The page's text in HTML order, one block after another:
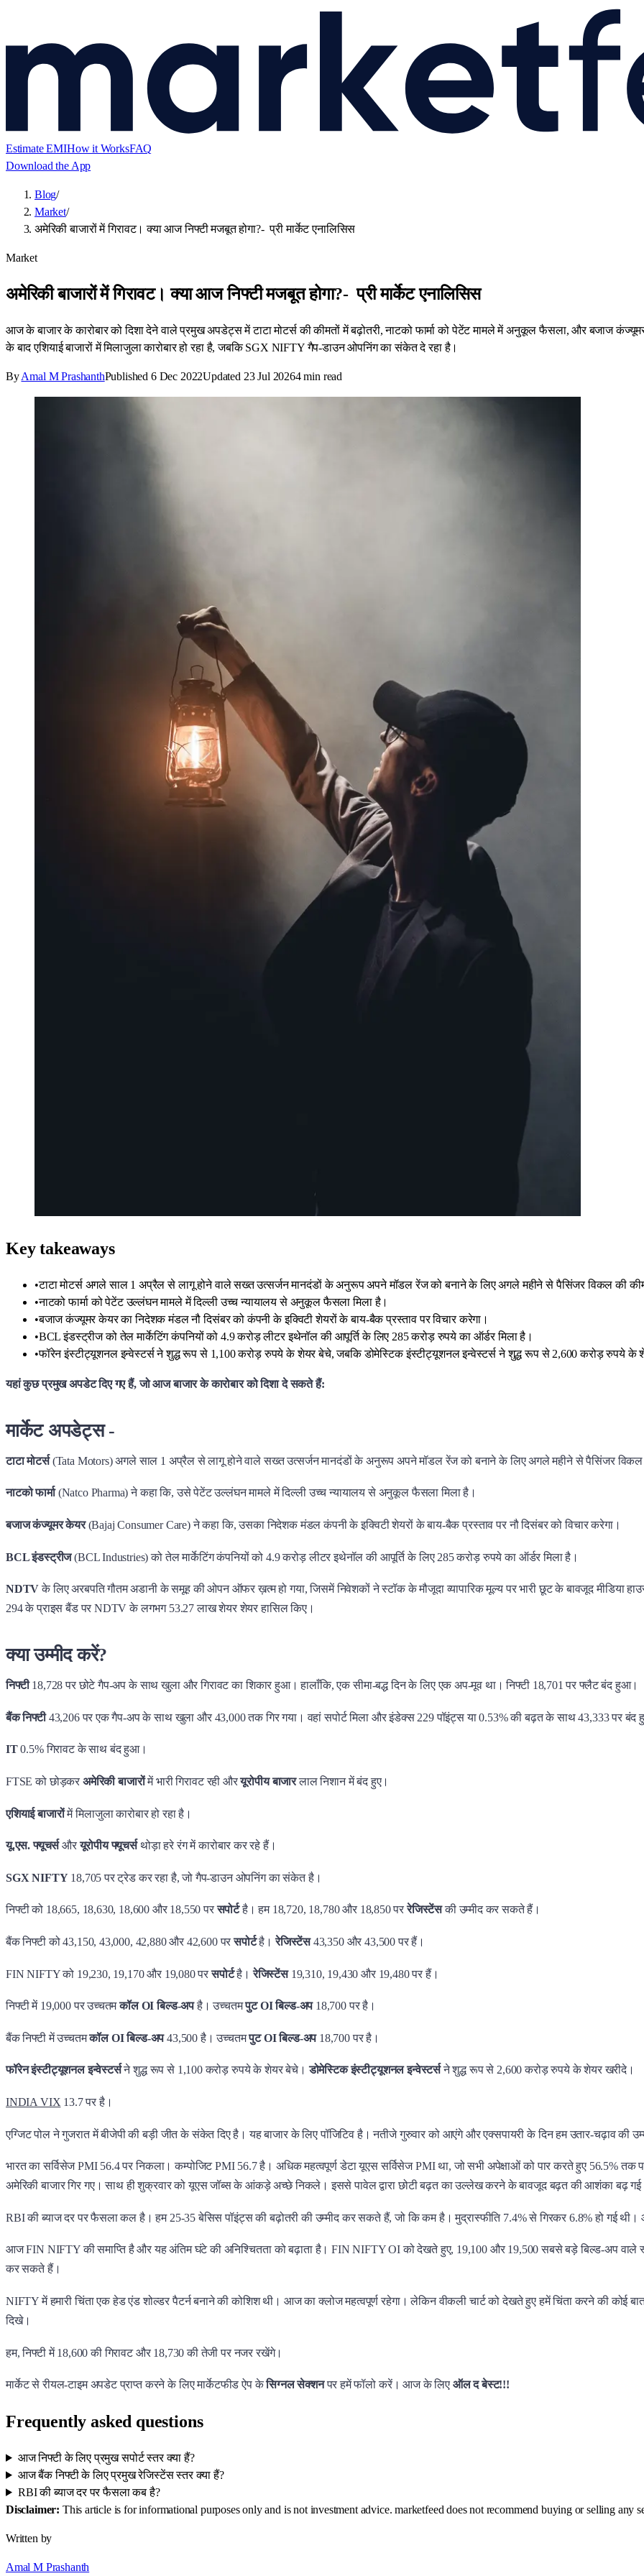
Estimate EMIHow it WorksFAQ
Download the App
Blog/
Market/
अमेरिकी बाजारों में गिरावट। क्या आज निफ्टी मजबूत होगा?- प्री मार्केट एनालिसिस
Market
अमेरिकी बाजारों में गिरावट। क्या आज निफ्टी मजबूत होगा?- प्री मार्केट एनालिसिस
आज के बाजार के कारोबार को दिशा देने वाले प्रमुख अपडेट्स में टाटा मोटर्स की कीमतों में बढ़ोतरी, नाटको फार्मा को पेटेंट मामले में अनुकूल फैसला, और बजाज कंज्यूमर
के बाद एशियाई बाजारों में मिलाजुला कारोबार हो रहा है, जबकि SGX NIFTY गैप-डाउन ओपनिंग का संकेत दे रहा है।
ByAmal M PrashanthPublished 6 Dec 2022Updated 23 Jul 20264min read
Key takeaways
•टाटा मोटर्स अगले साल 1 अप्रैल से लागू होने वाले सख्त उत्सर्जन मानदंडों के अनुरूप अपने मॉडल रेंज को बनाने के लिए अगले महीने से पैसिंजर विकल की
•नाटको फार्मा को पेटेंट उल्लंघन मामले में दिल्ली उच्च न्यायालय से अनुकूल फैसला मिला है।
•बजाज कंज्यूमर केयर का निदेशक मंडल नौ दिसंबर को कंपनी के इक्विटी शेयरों के बाय-बैक प्रस्ताव पर विचार करेगा।
•BCL इंडस्ट्रीज को तेल मार्केटिंग कंपनियों को 4.9 करोड़ लीटर इथेनॉल की आपूर्ति के लिए 285 करोड़ रुपये का ऑर्डर मिला है।
•फॉरेन इंस्टीट्यूशनल इन्वेस्टर्स ने शुद्ध रूप से 1,100 करोड़ रुपये के शेयर बेचे, जबकि डोमेस्टिक इंस्टीट्यूशनल इन्वेस्टर्स ने शुद्ध रूप से 2,600 करोड़ रुपये के
यहां कुछ प्रमुख अपडेट दिए गए हैं, जो आज बाजार के कारोबार को दिशा दे सकते हैं:
मार्केट अपडेट्स -
टाटा मोटर्स(Tata Motors) अगले साल 1 अप्रैल से लागू होने वाले सख्त उत्सर्जन मानदंडों के अनुरूप अपने मॉडल रेंज को बनाने के लिए अगले महीने से पैसिंजर विकल
नाटको फार्मा(Natco Pharma) ने कहा कि, उसे पेटेंट उल्लंघन मामले में दिल्ली उच्च न्यायालय से अनुकूल फैसला मिला है।
बजाज कंज्यूमर केयर(Bajaj Consumer Care) ने कहा कि, उसका निदेशक मंडल कंपनी के इक्विटी शेयरों के बाय-बैक प्रस्ताव पर नौ दिसंबर को विचार करेगा।
BCL इंडस्ट्रीज(BCL Industries) को तेल मार्केटिंग कंपनियों को 4.9 करोड़ लीटर इथेनॉल की आपूर्ति के लिए 285 करोड़ रुपये का ऑर्डर मिला है।
NDTVके लिए अरबपति गौतम अडानी के समूह की ओपन ऑफर ख़त्म हो गया, जिसमें निवेशकों ने स्टॉक के मौजूदा व्यापारिक मूल्य पर भारी छूट के बावजूद मीडिया
294 के प्राइस बैंड पर NDTV के लगभग 53.27 लाख शेयर शेयर हासिल किए।
क्या उम्मीद करें?
निफ्टी18,728 पर छोटे गैप-अप के साथ खुला और गिरावट का शिकार हुआ। हालाँकि, एक सीमा-बद्ध दिन के लिए एक अप-मूव था। निफ्टी 18,701 पर फ्लैट बंद हुआ।
बैंक निफ्टी43,206 पर एक गैप-अप के साथ खुला और 43,000 तक गिर गया। वहां सपोर्ट मिला और इंडेक्स 229 पॉइंट्स या 0.53% की बढ़त के साथ 43,333 पर
IT0.5% गिरावट के साथ बंद हुआ।
FTSE को छोड़कर अमेरिकी बाजारोंमें भारी गिरावट रही औरयूरोपीय बाजारलाल निशान में बंद हुए।
एशियाई बाजारोंमें मिलाजुला कारोबार हो रहा है।
यू.एस. फ्यूचर्सऔरयूरोपीय फ्यूचर्सथोड़ा हरे रंग में कारोबार कर रहे हैं।
SGX NIFTY18,705 पर ट्रेड कर रहा है, जो गैप-डाउन ओपनिंग का संकेत है।
निफ्टी को 18,665, 18,630, 18,600 और 18,550 परसपोर्टहै। हम 18,720, 18,780 और 18,850 पररेजिस्टेंसकी उम्मीद कर सकते हैं।
बैंक निफ्टी को 43,150, 43,000, 42,880 और 42,600 परसपोर्टहै।रेजिस्टेंस43,350 और 43,500 पर हैं।
FIN NIFTY को 19,230, 19,170 और 19,080 परसपोर्टहै।रेजिस्टेंस 19,310, 19,430 और 19,480 पर हैं।
निफ्टी में 19,000 पर उच्चतमकॉल OI बिल्ड-अपहै। उच्चतमपुट OI बिल्ड-अप 18,700 पर है।
बैंक निफ्टी में उच्चतमकॉल OI बिल्ड-अप43,500 है। उच्चतमपुट OI बिल्ड-अप18,700 पर है।
फॉरेन इंस्टीट्यूशनल इन्वेस्टर्सने शुद्ध रूप से 1,100 करोड़ रुपये के शेयर बेचे।डोमेस्टिक इंस्टीट्यूशनल इन्वेस्टर्सने शुद्ध रूप से 2,600 करोड़ रुपये के शेयर खरीदे।
INDIA VIX 13.7 पर है।
एग्जिट पोल ने गुजरात में बीजेपी की बड़ी जीत के संकेत दिए है। यह बाजार के लिए पॉजिटिव है। नतीजे गुरुवार को आएंगे और एक्सपायरी के दिन हम उतार-चढ़ाव की
भारत का सर्विसेज PMI 56.4 पर निकला। कम्पोजिट PMI 56.7 है। अधिक महत्वपूर्ण डेटा यूएस सर्विसेज PMI था, जो सभी अपेक्षाओं को पार करते हुए 56.5%
अमेरिकी बाजार गिर गए। साथ ही शुक्रवार को यूएस जॉब्स के आंकड़े अच्छे निकले। इससे पावेल द्वारा छोटी बढ़त का उल्लेख करने के बावजूद बढ़त की आशंका बढ़
RBI की ब्याज दर पर फैसला कल है। हम 25-35 बेसिस पॉइंट्स की बढ़ोतरी की उम्मीद कर सकते हैं, जो कि कम है। मुद्रास्फीति 7.4% से गिरकर 6.8% हो गई
आज FIN NIFTY की समाप्ति है और यह अंतिम घंटे की अनिश्चितता को बढ़ाता है। FIN NIFTY OI को देखते हुए, 19,100 और 19,500 सबसे बड़े बिल्ड-अप वाले
कर सकते हैं।
NIFTY में हमारी चिंता एक हेड एंड शोल्डर पैटर्न बनाने की कोशिश थी। आज का क्लोज महत्वपूर्ण रहेगा। लेकिन वीकली चार्ट को देखते हुए हमें चिंता करने की कोई
दिखे।
हम, निफ्टी में 18,600 की गिरावट और 18,730 की तेजी पर नजर रखेंगे।
मार्केट से रीयल-टाइम अपडेट प्राप्त करने के लिए मार्केटफीड ऐप केसिग्नल सेक्शनपर हमें फॉलो करें। आज के लिए ऑल द बेस्ट!!!
Frequently asked questions
आज निफ्टी के लिए प्रमुख सपोर्ट स्तर क्या हैं?
आज बैंक निफ्टी के लिए प्रमुख रेजिस्टेंस स्तर क्या हैं?
RBI की ब्याज दर पर फैसला कब है?
Disclaimer: This article is for informational purposes only and is not investment advice. marketfeed does not recommend buying or selling any
Written by
Amal M Prashanth